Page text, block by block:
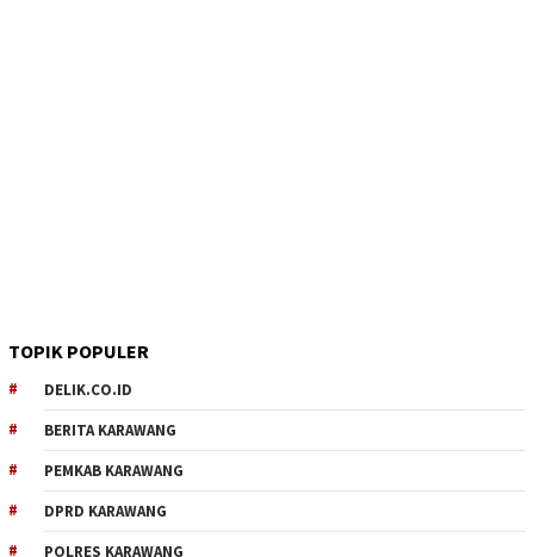
TOPIK POPULER
DELIK.CO.ID
BERITA KARAWANG
PEMKAB KARAWANG
DPRD KARAWANG
POLRES KARAWANG